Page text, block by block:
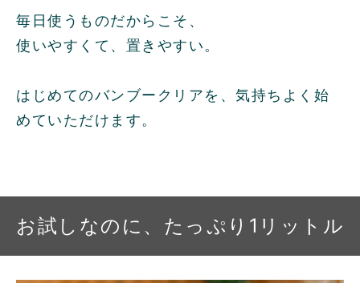
毎日使うものだからこそ、
使いやすくて、置きやすい。
はじめてのバンブークリアを、気持ちよく始
めていただけます。
お試しなのに、たっぷり1リットル